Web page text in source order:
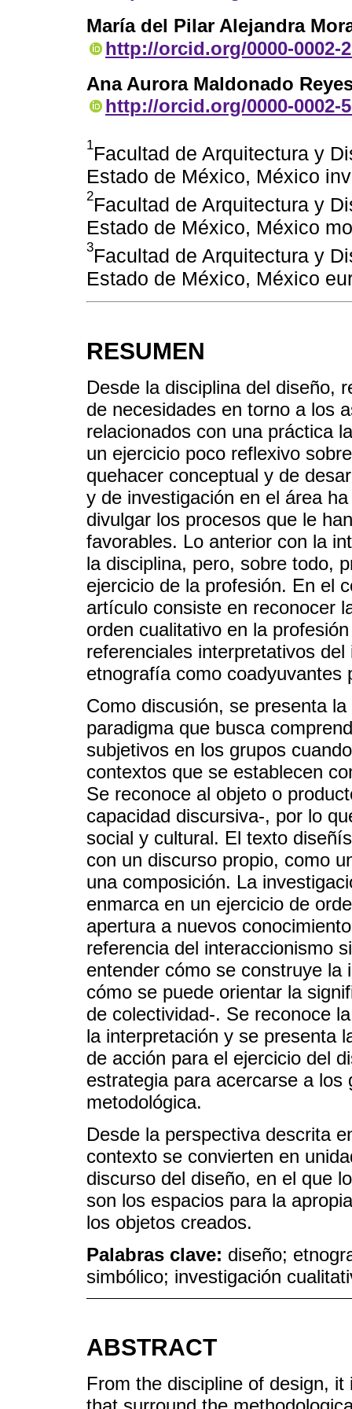
María del Pilar Alejandra
http://orcid.org/0000-0002-
Ana Aurora Maldonado
http://orcid.org/0000-0002-
1Facultad de Arquitectura y
Estado de México, México
2Facultad de Arquitectura y
Estado de México, México
3Facultad de Arquitectura y
Estado de México, México
RESUMEN
Desde la disciplina del diseño,
de necesidades en torno a los
relacionados con una práctica
un ejercicio poco reflexivo
quehacer conceptual y de
y de investigación en el área
divulgar los procesos que le
favorables. Lo anterior con la
la disciplina, pero, sobre todo,
ejercicio de la profesión. En el
artículo consiste en reconocer
orden cualitativo en la
referenciales interpretativos
etnografía como coadyuvantes
Como discusión, se presenta
paradigma que busca
subjetivos en los grupos
contextos que se establecen
Se reconoce al objeto o
capacidad discursiva-, por lo
social y cultural. El texto
con un discurso propio, como
una composición. La
enmarca en un ejercicio de
apertura a nuevos
referencia del interaccionismo
entender cómo se construye
cómo se puede orientar la
de colectividad-. Se reconoce
la interpretación y se presenta
de acción para el ejercicio del
estrategia para acercarse a
metodológica.
Desde la perspectiva descrita
contexto se convierten en
discurso del diseño, en el que
son los espacios para la
los objetos creados.
Palabras clave: diseño;
simbólico; investigación
ABSTRACT
From the discipline of design,